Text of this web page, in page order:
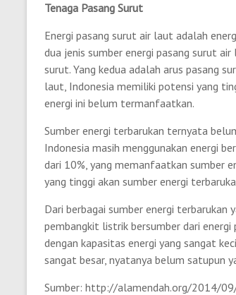
Tenaga Pasang Surut
Energi pasang surut air laut adalah
dua jenis sumber energi pasang surut
surut. Yang kedua adalah arus pasang
laut, Indonesia memiliki potensi yang
energi ini belum termanfaatkan.
Sumber energi terbarukan ternyata
Indonesia masih menggunakan energi
dari 10%, yang memanfaatkan sumber
yang tinggi akan sumber energi
Dari berbagai sumber energi terbarukan
pembangkit listrik bersumber dari energi
dengan kapasitas energi yang sangat
sangat besar, nyatanya belum satupun
Sumber: http://alamendah.org/2014/